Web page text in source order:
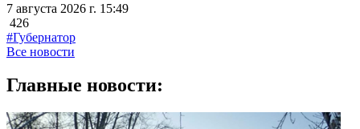
7 августа 2026 г. 15:49
426
#Губернатор
Все новости
Главные новости: